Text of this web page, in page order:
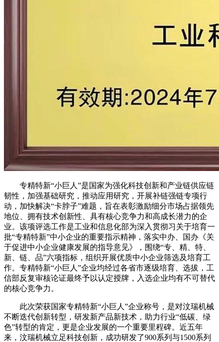
专精特新“小巨人”是国家为强化科技创新和产业链供应链
韧性，加强基础研究，推动应用研究，开展补链强链专项行
动，加快解决“卡脖子”难题，旨在表彰激励细分市场占据领先
地位、拥有技术创新性、具有核心竞争力和高成长潜力的企
业。该项评选工作是工业和信息化部为深入贯彻习关于培育一
批“专精特新”中小企业的重要指示精神，落实中办、国办《关
于促进中小企业健康发展的指导意见》，围绕“专、精、特、
新、链、品”六项指标，组织开展优质中小企业筛选及培育工
作。专精特新“小巨人”企业均经过各省市逐级培育、选拔，工
信部反复审核论证最终予以认定授牌，入选企业均有不可替代
的核心竞争力。
此次荣获国家专精特新“小巨人”企业称号，是对汶瑞机械
不断迭代创新转型，研发新产品新技术，助力行业“低碳、绿
色”转型的肯定，更是企业发展的一个重要里程碑。近五年
来，汶瑞机械立足科技创新，成功研发了900系列与1500系列